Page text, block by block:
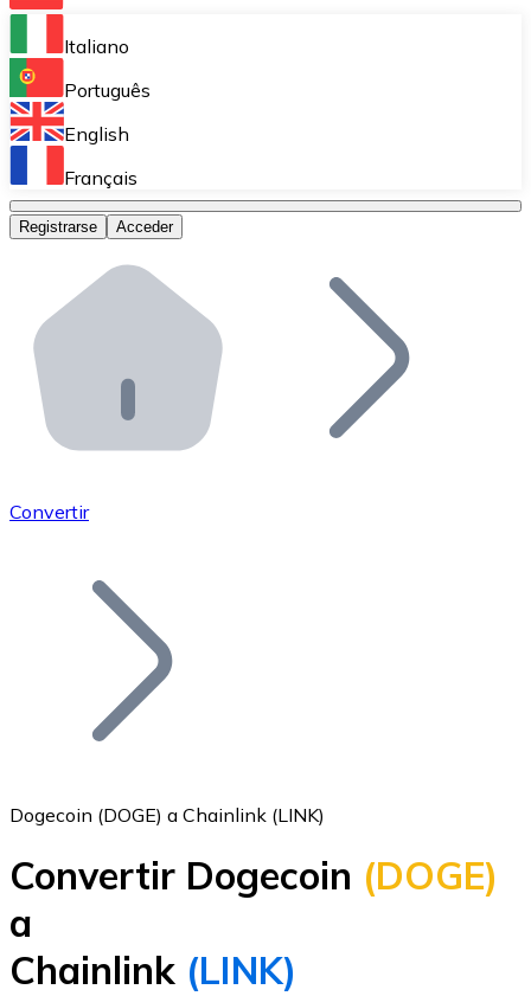
Bitnovo Ramp
Integra nuestra solución en tu plataforma.
Bitnovo Giftcards
Bitnovo OTC
Bitnovo ATM
Integra un ATM Bitnovo en tu negocio y permite que
Bitnovo API
Integra nuestra API en tu ecosistema.
Únete a nuestra red de distribuidores.
Añade tu proyecto a nuestro ecosistema.
Bitcoin
Italiano
Português
English
Français
Registrarse Acceder
Convertir
Dogecoin (DOGE) a Chainlink (LINK)
Convertir Dogecoin (DOGE)
a
Chainlink (LINK)